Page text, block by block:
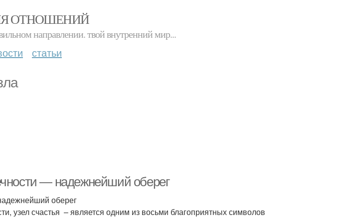
ОТНОШЕНИЙ
направлении. твой внутренний мир...
статьи
— надежнейший оберег
оберег
узел счастья – является одним из восьми благоприятных символов